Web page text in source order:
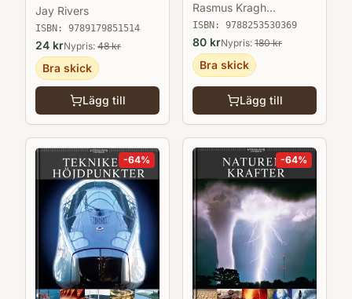
Jay Rivers
ISBN: 9789179851514
24 krNypris: 48kr
Bra skick
Lägg till
Rasmus Kragh
Jakobsen
ISBN: 9788253530369
80 krNypris: 180kr
Bra skick
Lägg till
-64% -64%